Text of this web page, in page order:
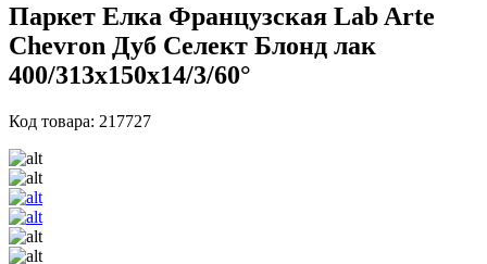
Паркет Елка Французская Lab Arte
Chevron Дуб Селект Блонд лак
400/313х150х14/3/60°
Код товара: 217727